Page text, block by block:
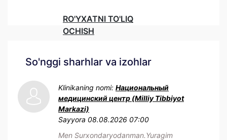
RO'YXATNI TO'LIQ
OCHISH
So'nggi sharhlar va izohlar
Klinikaning nomi: Национальный
медицинский центр (Milliy Tibbiyot
Markazi)
Sayyora 08.08.2026 07:00
Men Surxondaryodanman.Yuragim